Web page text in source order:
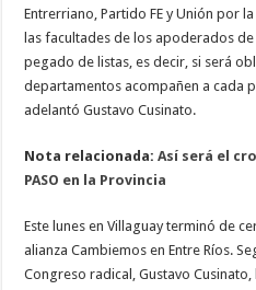
Entrerriano, Partido FE y Unión por
las facultades de los apoderados
pegado de listas, es decir, si será
departamentos acompañen a cada
adelantó Gustavo Cusinato.
Nota relacionada: Así será el
PASO en la Provincia
Este lunes en Villaguay terminó de
alianza Cambiemos en Entre Ríos.
Congreso radical, Gustavo Cusinato,